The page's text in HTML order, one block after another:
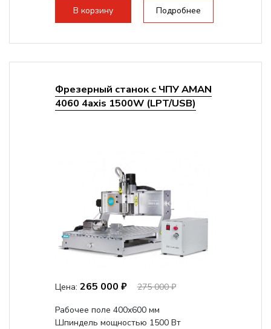
стандартно:Т-слот
Цанговый патрон:ER11
В корзину Подробнее
Фрезерный станок с ЧПУ AMAN
4060 4axis 1500W (LPT/USB)
Цена: 265 000 ₽
275 000 ₽
Рабочее поле 400х600 мм
Шпиндель мощностью 1500 Вт